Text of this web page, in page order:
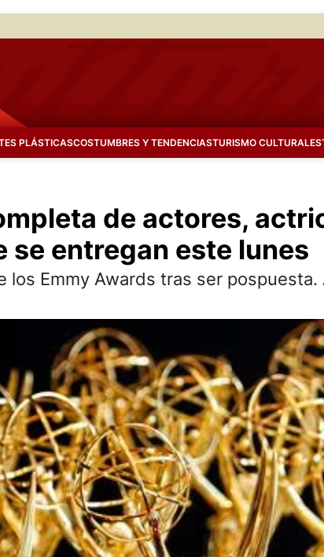
PLÁSTICASCOSTUMBRES Y TENDENCIASTURISMO CULTURAL
de actores,
se entregan este lunes
los Emmy Awards tras ser